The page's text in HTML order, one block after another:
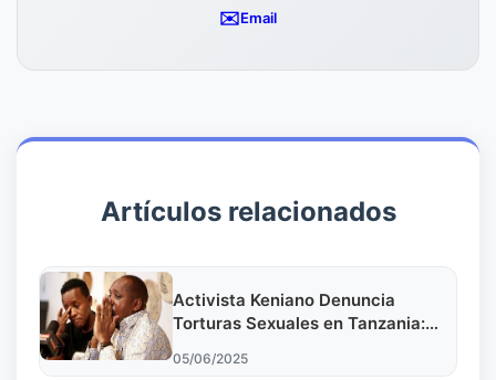
✉️Email
Artículos relacionados
Activista Keniano Denuncia
Torturas Sexuales en Tanzania:
05/06/2025